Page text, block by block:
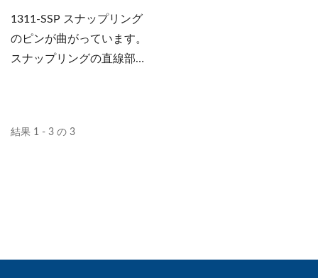
1311-SSP スナップリング
のピンが曲がっています。
スナップリングの直線部分
を固定します。
結果 1 - 3 の 3